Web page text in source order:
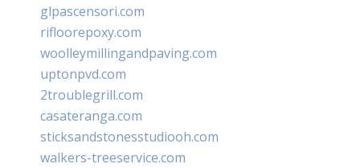
glpascensori.com
rifloorepoxy.com
woolleymillingandpaving.com
uptonpvd.com
2troublegrill.com
casateranga.com
sticksandstonesstudiooh.com
walkers-treeservice.com